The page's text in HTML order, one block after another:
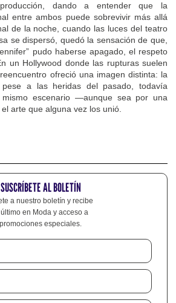
dando a entender que la
entre ambos puede sobrevivir más allá
de la noche, cuando las luces del teatro
se dispersó, quedó la sensación de que,
pudo haberse apagado, el respeto
un Hollywood donde las rupturas suelen
ofreció una imagen distinta: la
a las heridas del pasado, todavía
mismo escenario —aunque sea por una
arte que alguna vez los unió.
SUSCRÍBETE AL BOLETÍN
a nuestro boletín y recibe
último en Moda y acceso a
promociones especiales.